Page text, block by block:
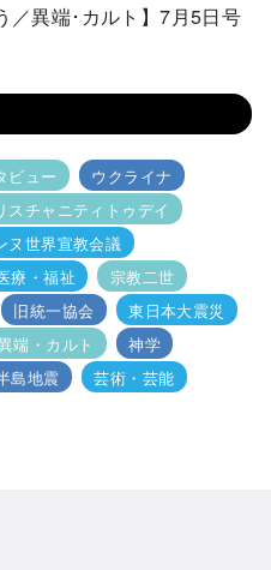
／異端･カルト】7月5日号
ビュー
ウクライナ
スチャニティトゥデイ
ヌ世界宣教会議
療・福祉
宗教二世
旧統一協会
東日本大震災
端・カルト
神学
島地震
芸術・芸能